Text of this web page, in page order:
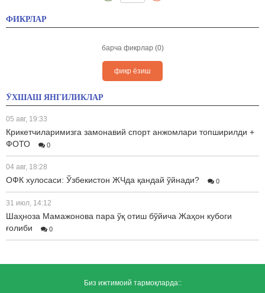
ФИКРЛАР
барча фикрлар (0)
фикр ёзиш
ЎХШАШ ЯНГИЛИКЛАР
05 авг, 19:33
Крикетчиларимизга замонавий спорт анжомлари топширилди +
ФОТО
0
04 авг, 18:28
ОФК хулосаси: Ўзбекистон ЖЧда қандай ўйнади? 0
31 июл, 14:12
Шаҳноза Мамажонова пара ўқ отиш бўйича Жаҳон кубоги
ғолиби
0
Биз ижтимоий тармоқларда::